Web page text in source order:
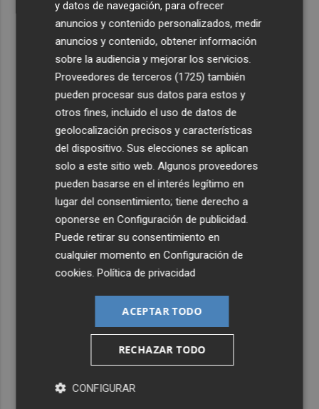
y datos de navegación, para ofrecer
anuncios y contenido personalizados, medir
anuncios y contenido, obtener información
sobre la audiencia y mejorar los servicios.
Proveedores de terceros (1725) también
pueden procesar sus datos para estos y
otros fines, incluido el uso de datos de
geolocalización precisos y características
del dispositivo. Sus elecciones se aplican
solo a este sitio web. Algunos proveedores
pueden basarse en el interés legítimo en
lugar del consentimiento; tiene derecho a
oponerse enConfiguración de publicidad
Puede retirar su consentimiento en
cualquier momento enConfiguración de
cookies .Política de privacidad
ACEPTAR TODO
RECHAZAR TODO
CONFIGURAR